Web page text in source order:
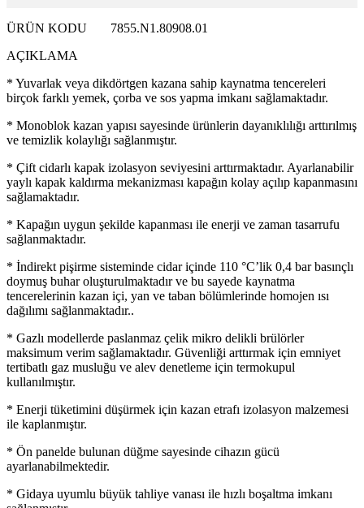
ÜRÜN KODU
7855.N1.80908.01
AÇIKLAMA
* Yuvarlak veya dikdörtgen kazana sahip kaynatma tencereleri
birçok farklı yemek, çorba ve sos yapma imkanı sağlamaktadır.
* Monoblok kazan yapısı sayesinde ürünlerin dayanıklılığı arttırılmış
ve temizlik kolaylığı sağlanmıştır.
* Çift cidarlı kapak izolasyon seviyesini arttırmaktadır. Ayarlanabilir
yaylı kapak kaldırma mekanizması kapağın kolay açılıp kapanmasını
sağlamaktadır.
* Kapağın uygun şekilde kapanması ile enerji ve zaman tasarrufu
sağlanmaktadır.
* İndirekt pişirme sisteminde cidar içinde 110 °C’lik 0,4 bar basınçlı
doymuş buhar oluşturulmaktadır ve bu sayede kaynatma
tencerelerinin kazan içi, yan ve taban bölümlerinde homojen ısı
dağılımı sağlanmaktadır..
* Gazlı modellerde paslanmaz çelik mikro delikli brülörler
maksimum verim sağlamaktadır. Güvenliği arttırmak için emniyet
tertibatlı gaz musluğu ve alev denetleme için termokupul
kullanılmıştır.
* Enerji tüketimini düşürmek için kazan etrafı izolasyon malzemesi
ile kaplanmıştır.
* Ön panelde bulunan düğme sayesinde cihazın gücü
ayarlanabilmektedir.
* Gidaya uyumlu büyük tahliye vanası ile hızlı boşaltma imkanı